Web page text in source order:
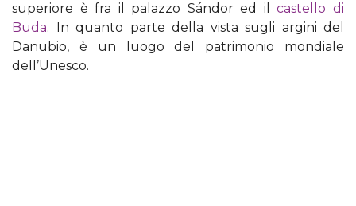
superiore è fra il palazzo Sándor ed ilcastello di
Buda. In quanto parte della vista sugli argini del
Danubio, è un luogo del patrimonio mondiale
dell’Unesco.